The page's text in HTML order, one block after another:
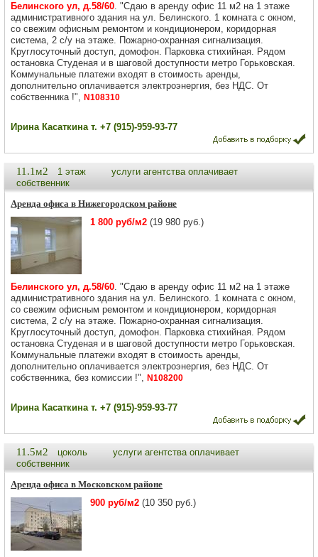
Белинского ул, д.58/60. "Сдаю в аренду офис 11 м2 на 1 этаже
административного здания на ул. Белинского. 1 комната с окном,
со свежим офисным ремонтом и кондиционером, коридорная
система, 2 с/у на этаже. Пожарно-охранная сигнализация.
Круглосуточный доступ, домофон. Парковка стихийная. Рядом
остановка Студеная и в шаговой доступности метро Горьковская.
Коммунальные платежи входят в стоимость аренды,
дополнительно оплачивается электроэнергия, без НДС. От
собственника !", N108310
Ирина Касаткина т. +7 (915)-959-93-77
11.1м2 1 этаж
услуги агентства оплачивает
собственник
Аренда офиса в Нижегородском районе
1 800 руб/м2 (19 980 руб.)
Белинского ул, д.58/60. "Сдаю в аренду офис 11 м2 на 1 этаже
административного здания на ул. Белинского. 1 комната с окном,
со свежим офисным ремонтом и кондиционером, коридорная
система, 2 с/у на этаже. Пожарно-охранная сигнализация.
Круглосуточный доступ, домофон. Парковка стихийная. Рядом
остановка Студеная и в шаговой доступности метро Горьковская.
Коммунальные платежи входят в стоимость аренды,
дополнительно оплачивается электроэнергия, без НДС. От
собственника, без комиссии !", N108200
Ирина Касаткина т. +7 (915)-959-93-77
11.5м2 цоколь
услуги агентства оплачивает
собственник
Аренда офиса в Московском районе
900 руб/м2 (10 350 руб.)